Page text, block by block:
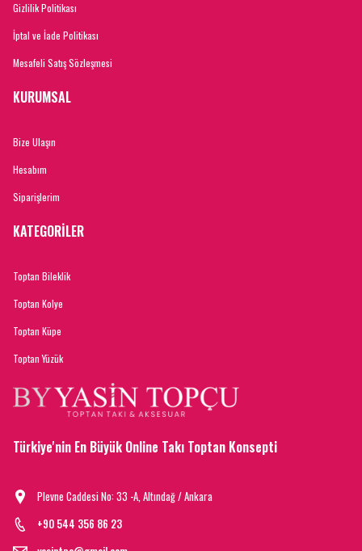
Gizlilik Politikası
İptal ve İade Politikası
Mesafeli Satış Sözleşmesi
KURUMSAL
Bize Ulaşın
Hesabım
Siparişlerim
KATEGORİLER
Toptan Bileklik
Toptan Kolye
Toptan Küpe
Toptan Yüzük
Türkiye'nin En Büyük Online Takı Toptan Konsepti
Plevne Caddesi No: 33 -A, Altındağ / Ankara
+90 544 356 86 23